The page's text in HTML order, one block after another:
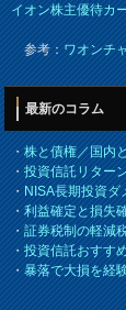
イオン株主優待カ
参考：ワオンチ
最新のコラム
・株と債権／国内
・投資信託リター
・NISA長期投資ダ
・利益確定と損失
・証券税制の軽減
・投資信託おすす
・暴落で大損を経